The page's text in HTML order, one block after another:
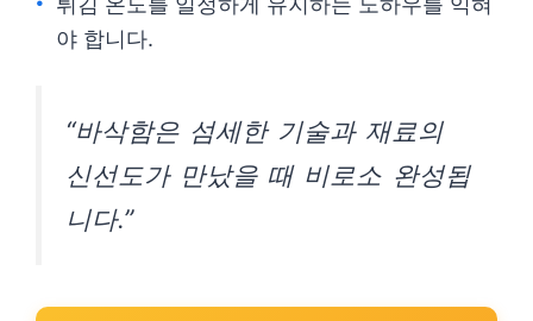
야 합니다.
“바삭함은 섬세한 기술과 재료의
신선도가 만났을 때 비로소 완성됩
니다.”